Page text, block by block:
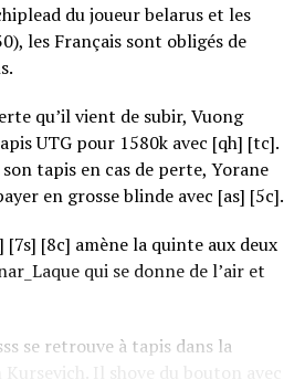
du joueur belarus et les
les Français sont obligés de
qu’il vient de subir, Vuong
UTG pour 1580k avec [qh] [tc].
tapis en cas de perte, Yorane
en grosse blinde avec [as] [5c].
[8c] amène la quinte aux deux
qui se donne de l’air et
se retrouve à tapis dans la
Il shove du bouton avec